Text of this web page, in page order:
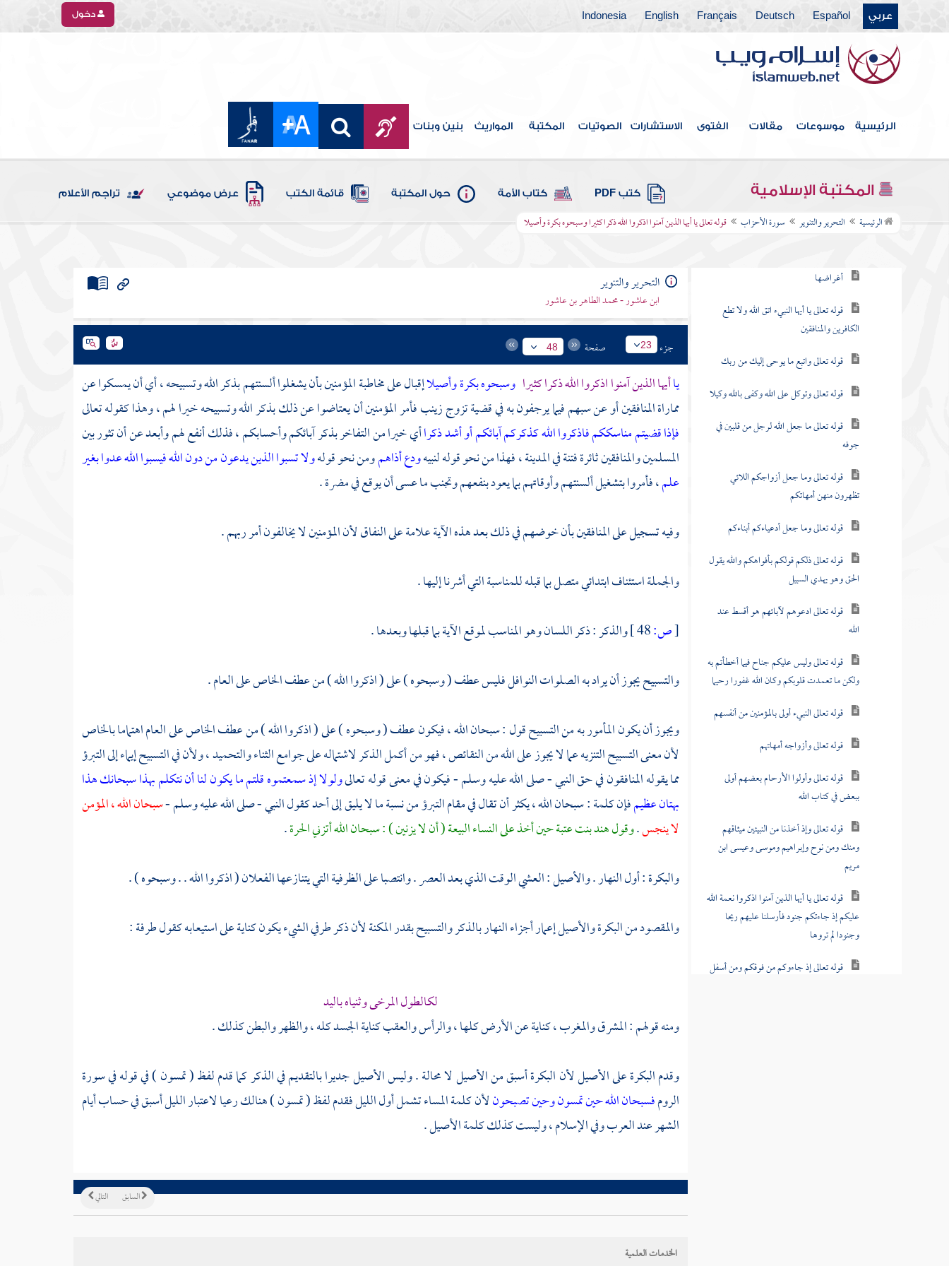
عربي Español
Deutsch
Français
English
Indonesia دخول
الرئيسية موسوعات مقالات الفتوى الاستشارات الصوتيات المكتبة المواريث بنين وبنات
المكتبة الإسلامية كتب PDF كتاب الأمة حول المكتبة قائمة الكتب عرض موضوعي تراجم الأعلام
الرئيسية التحرير والتنوير سورة الأحزاب قوله تعالى يا أيها الذين آمنوا اذكروا الله ذكرا كثيرا وسبحوه بكرة وأصيلا
سورة النمل
سورة القصص
سورة العنكبوت
سورة الروم
سورة لقمان
سورة السجدة
سورة الأحزاب
أغراضها
قوله تعالى يا أيها النبيء اتق الله ولا تطع
الكافرين والمنافقين
قوله تعالى واتبع ما يوحى إليك من ربك
قوله تعالى وتوكل على الله وكفى بالله وكيلا
قوله تعالى ما جعل الله لرجل من قلبين في
جوفه
قوله تعالى وما جعل أزواجكم اللائي
تظهرون منهن أمهاتكم
قوله تعالى وما جعل أدعياءكم أبناءكم
قوله تعالى ذلكم قولكم بأفواهكم والله يقول
الحق وهو يهدي السبيل
قوله تعالى ادعوهم لآبائهم هو أقسط عند
الله
قوله تعالى وليس عليكم جناح فيما أخطأتم به
ولكن ما تعمدت قلوبكم وكان الله غفورا رحيما
قوله تعالى النبيء أولى بالمؤمنين من أنفسهم
قوله تعالى وأزواجه أمهاتهم
قوله تعالى وأولوا الأرحام بعضهم أولى
ببعض في كتاب الله
قوله تعالى وإذ أخذنا من النبيئين ميثاقهم
ومنك ومن نوح وإبراهيم وموسى وعيسى ابن
مريم
قوله تعالى يا أيها الذين آمنوا اذكروا نعمة الله
عليكم إذ جاءتكم جنود فأرسلنا عليهم ريحا
وجنودا لم تروها
قوله تعالى إذ جاءوكم من فوقكم ومن أسفل
التحرير والتنوير
ابن عاشور - محمد الطاهر بن عاشور
جزء 23 صفحة 48
ياأيها الذين آمنوا اذكروا الله ذكرا كثيرا وسبحوه بكرة وأصيلاإقبال على مخاطبة المؤمنين بأن يشغلوا ألسنتهم بذكر الله وتسبيحه ، أي أن يمسكوا عن
مماراة المنافقين أو عن سبهم فيما يرجفون به في قضية تزوجزينبفأمر المؤمنين أن يعتاضوا عن ذلك بذكر الله وتسبيحه خيرا لهم ، وهذا كقوله تعالى
فإذا قضيتم مناسككم فاذكروا الله كذكركم آبائكم أو أشد ذكراأي خيرا من التفاخر بذكر آبائكم وأحسابكم ، فذلك أنفع لهم وأبعد عن أن تثور بين
المسلمين والمنافقين ثائرة فتنة في المدينة ، فهذا من نحو قوله لنبيهودع أذاهمومن نحو قولهولا تسبوا الذين يدعون من دون الله فيسبوا الله عدوا بغير
علم، فأمروا بتشغيل ألسنتهم وأوقاتهم بما يعود بنفعهم وتجنب ما عسى أن يوقع في مضرة .
وفيه تسجيل على المنافقين بأن خوضهم في ذلك بعد هذه الآية علامة على النفاق لأن المؤمنين لا يخالفون أمر ربهم .
والجملة استئناف ابتدائي متصل بما قبله للمناسبة التي أشرنا إليها .
[ص:
والذكر : ذكر اللسان وهو المناسب لموقع الآية بما قبلها وبعدها .
والتسبيح يجوز أن يراد به الصلوات النوافل فليس عطف ( وسبحوه ) على ( اذكروا الله ) من عطف الخاص على العام .
ويجوز أن يكون المأمور به من التسبيح قول : سبحان الله ، فيكون عطف ( وسبحوه ) على ( اذكروا الله ) من عطف الخاص على العام اهتماما بالخاص
لأن معنى التسبيح التنزيه عما لا يجوز على الله من النقائص ، فهو من أكمل الذكر لاشتماله على جوامع الثناء والتحميد ، ولأن في التسبيح إيماء إلى التبرؤ
مما يقوله المنافقون في حق النبي - صلى الله عليه وسلم - فيكون في معنى قوله تعالىولولا إذ سمعتموه قلتم ما يكون لنا أن نتكلم بهذا سبحانك هذا
بهتان عظيمفإن كلمة : سبحان الله ، يكثر أن تقال في مقام التبرؤ من نسبة ما لا يليق إلى أحد كقول النبي - صلى الله عليه وسلم -سبحان الله ، المؤمن
لا ينجس.وقولهند بنت عتبةحين أخذ على النساء البيعة ( أن لا يزنين ) : سبحان الله أتزني الحرة.
والبكرة : أول النهار . والأصيل : العشي الوقت الذي بعد العصر . وانتصبا على الظرفية التي يتنازعها الفعلان ( اذكروا الله . . وسبحوه ) .
والمقصود من البكرة والأصيل إعمار أجزاء النهار بالذكر والتسبيح بقدر المكنة لأن ذكر طرفي الشيء يكون كناية على استيعابه كقولطرفة:
لكالطول المرخى وثنياه باليد
ومنه قولهم : المشرق والمغرب ، كناية عن الأرض كلها ، والرأس والعقب كناية الجسد كله ، والظهر والبطن كذلك .
وقدم البكرة على الأصيل لأن البكرة أسبق من الأصيل لا محالة . وليس الأصيل جديرا بالتقديم في الذكر كما قدم لفظ ( تمسون ) في قوله في سورة
الرومفسبحان الله حين تمسون وحين تصبحونلأن كلمة المساء تشمل أول الليل فقدم لفظ ( تمسون ) هنالك رعيا لاعتبار الليل أسبق في حساب أيام
الشهر عند العرب وفي الإسلام ، وليست كذلك كلمة الأصيل .
التالي السابق
الخدمات العلمية